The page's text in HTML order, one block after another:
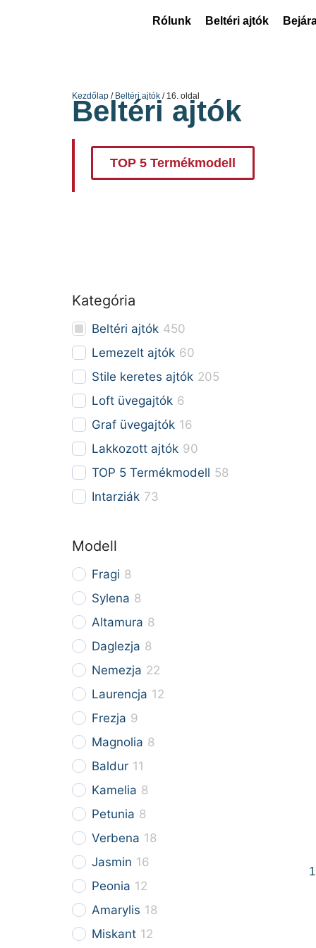
Rólunk Beltéri ajtók
Kezdőlap / Beltéri ajtók / 16. oldal
Beltéri ajtók
TOP 5 Termékmodell
Kategória
Beltéri ajtók 450
Lemezelt ajtók 60
Stile keretes ajtók 205
Loft üvegajtók 6
Graf üvegajtók 16
Lakkozott ajtók 90
TOP 5 Termékmodell 58
Intarziák 73
Modell
Fragi 8
Sylena 8
Altamura 8
Daglezja 8
Nemezja 22
Laurencja 12
Frezja 9
Magnolia 8
Baldur 11
Kamelia 8
Petunia 8
Verbena 18
Jasmin 16
Peonia 12
Amarylis 18
Miskant 12
1